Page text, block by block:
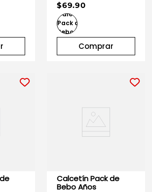
$69.90
Comprar
Calcetín Pack de
Bebo Años